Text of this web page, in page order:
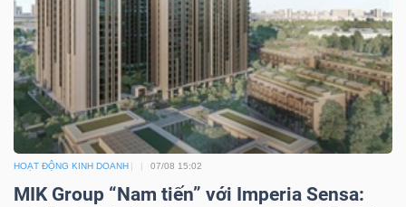
HOẠT ĐỘNG KINH DOANH 07/08 15:02
MIK Group “Nam tiến” với Imperia Sensa:
đầu
tư
Truyền
thông
tài